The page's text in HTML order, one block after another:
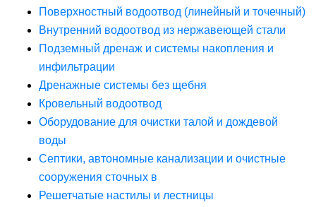
Поверхностный водоотвод (линейный и точечный)
Внутренний водоотвод из нержавеющей стали
Подземный дренаж и системы накопления и
инфильтрации
Дренажные системы без щебня
Кровельный водоотвод
Оборудование для очистки талой и дождевой
воды
Септики, автономные канализации и очистные
сооружения сточных в
Решетчатые настилы и лестницы